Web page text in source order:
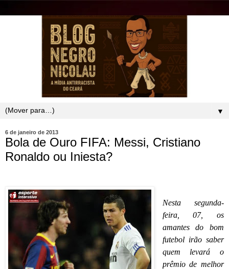
▼
6 de janeiro de 2013
Bola de Ouro FIFA: Messi, Cristiano
Ronaldo ou Iniesta?
Nesta segunda-
feira, 07, os
amantes do bom
futebol irão saber
quem levará o
prêmio de melhor